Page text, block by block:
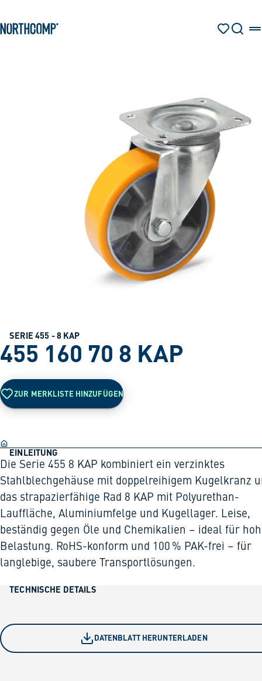
Zur Navigation springen
SUCHE
DE
SERIE 455 - 8 KAP
455 160 70 8 KAP
ZUR MERKLISTE HINZUFÜGEN
EINLEITUNG
Die Serie 455 8 KAP kombiniert ein verzinktes
Stahlblechgehäuse mit doppelreihigem Kugelkranz
das strapazierfähige Rad 8 KAP mit Polyurethan-
Lauffläche, Aluminiumfelge und Kugellager. Leise,
beständig gegen Öle und Chemikalien – ideal für
Belastung. RoHS-konform und 100 % PAK-frei – für
langlebige, saubere Transportlösungen.
TECHNISCHE DETAILS
DATENBLATT HERUNTERLADEN